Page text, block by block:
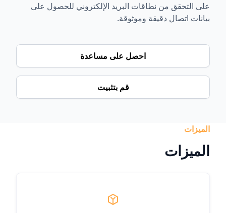
على التحقق من نطاقات البريد الإلكتروني للحصول على
بيانات اتصال دقيقة وموثوقة.
احصل على مساعدة
قم بتثبيت
الميزات
الميزات